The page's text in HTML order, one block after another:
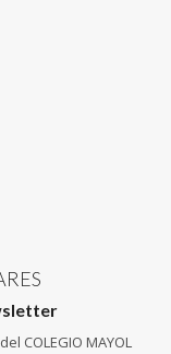
COLEGIO MAYOL